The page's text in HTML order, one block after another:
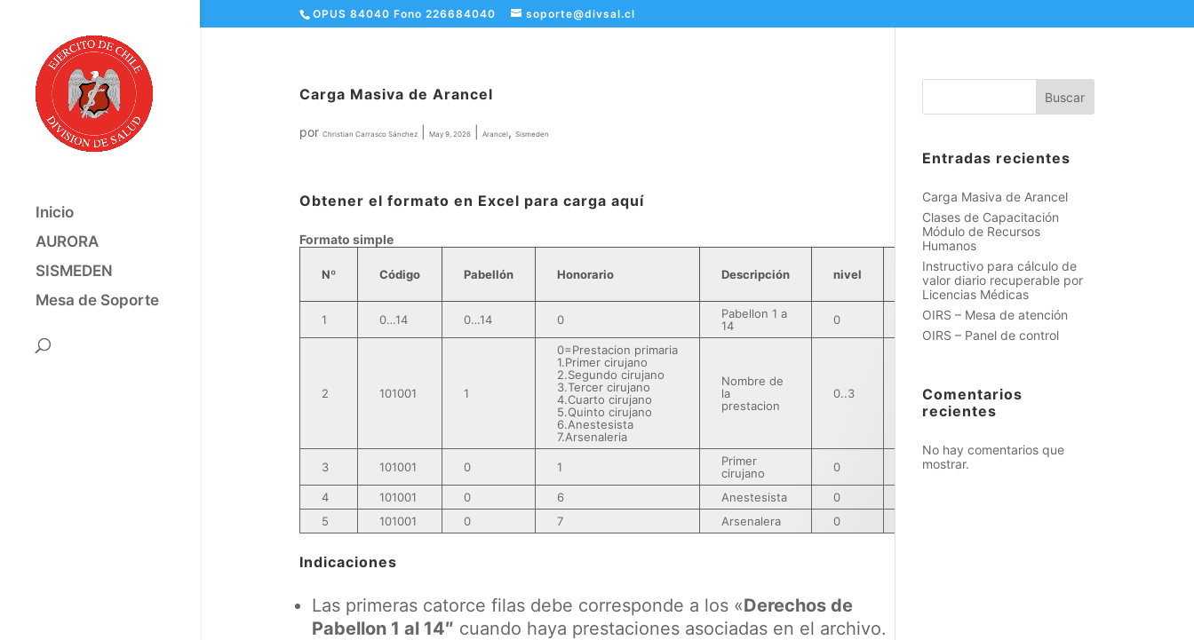
OPUS 84040 Fono 226684040 soporte@divsal.cl
Inicio
AURORA
SISMEDEN
Mesa de Soporte
Carga Masiva de Arancel
por Christian Carrasco Sánchez| May 9, 2026| Arancel, Sismeden
Obtener el formato en Excel para carga aquí
Formato simple
Nº Código Pabellón Honorario Descripción nivel
Valor
Costo
Valor
Instalacion
1 0…14 0…14 0
Pabellon 1 a
14
0 450 500
2 101001 1
0=Prestacion primaria
1.Primer cirujano
2.Segundo cirujano
3.Tercer cirujano
4.Cuarto cirujano
5.Quinto cirujano
6.Anestesista
7.Arsenaleria
Nombre de
la
prestacion
0..3 900 1000
3 101001 0 1
Primer
cirujano
0 100
4 101001 0 6 Anestesista 0
5
101001 0 7 Arsenalera 0
Indicaciones
Las primeras catorce filas debe corresponde a los «Derechos de
Pabellon 1 al 14″ cuando haya prestaciones asociadas en el archivo.
Buscar
Entradas recientes
Carga Masiva de Arancel
Clases de Capacitación
Módulo de Recursos
Humanos
Instructivo para cálculo de
valor diario recuperable por
Licencias Médicas
OIRS – Mesa de atención
OIRS – Panel de control
Comentarios
recientes
No hay comentarios que
mostrar.